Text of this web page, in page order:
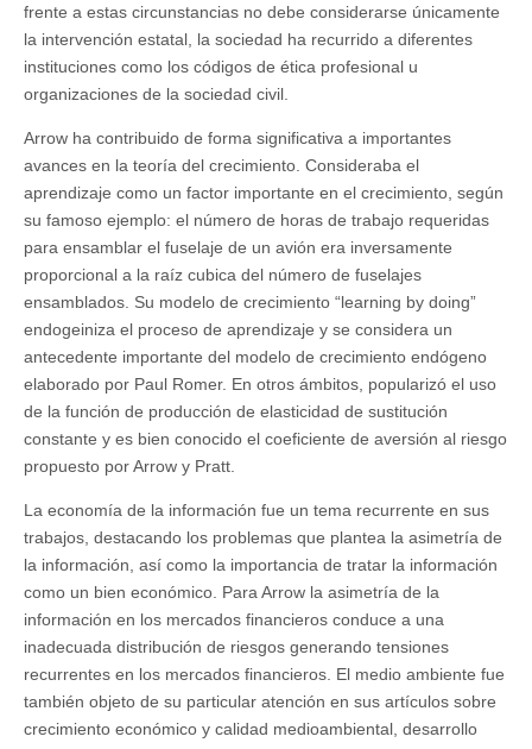
frente a estas circunstancias no debe considerarse únicamente
la intervención estatal, la sociedad ha recurrido a diferentes
instituciones como los códigos de ética profesional u
organizaciones de la sociedad civil.
Arrow ha contribuido de forma significativa a importantes
avances en la teoría del crecimiento. Consideraba el
aprendizaje como un factor importante en el crecimiento, según
su famoso ejemplo: el número de horas de trabajo requeridas
para ensamblar el fuselaje de un avión era inversamente
proporcional a la raíz cubica del número de fuselajes
ensamblados. Su modelo de crecimiento “learning by doing”
endogeiniza el proceso de aprendizaje y se considera un
antecedente importante del modelo de crecimiento endógeno
elaborado por Paul Romer. En otros ámbitos, popularizó el uso
de la función de producción de elasticidad de sustitución
constante y es bien conocido el coeficiente de aversión al riesgo
propuesto por Arrow y Pratt.
La economía de la información fue un tema recurrente en sus
trabajos, destacando los problemas que plantea la asimetría de
la información, así como la importancia de tratar la información
como un bien económico. Para Arrow la asimetría de la
información en los mercados financieros conduce a una
inadecuada distribución de riesgos generando tensiones
recurrentes en los mercados financieros. El medio ambiente fue
también objeto de su particular atención en sus artículos sobre
crecimiento económico y calidad medioambiental, desarrollo